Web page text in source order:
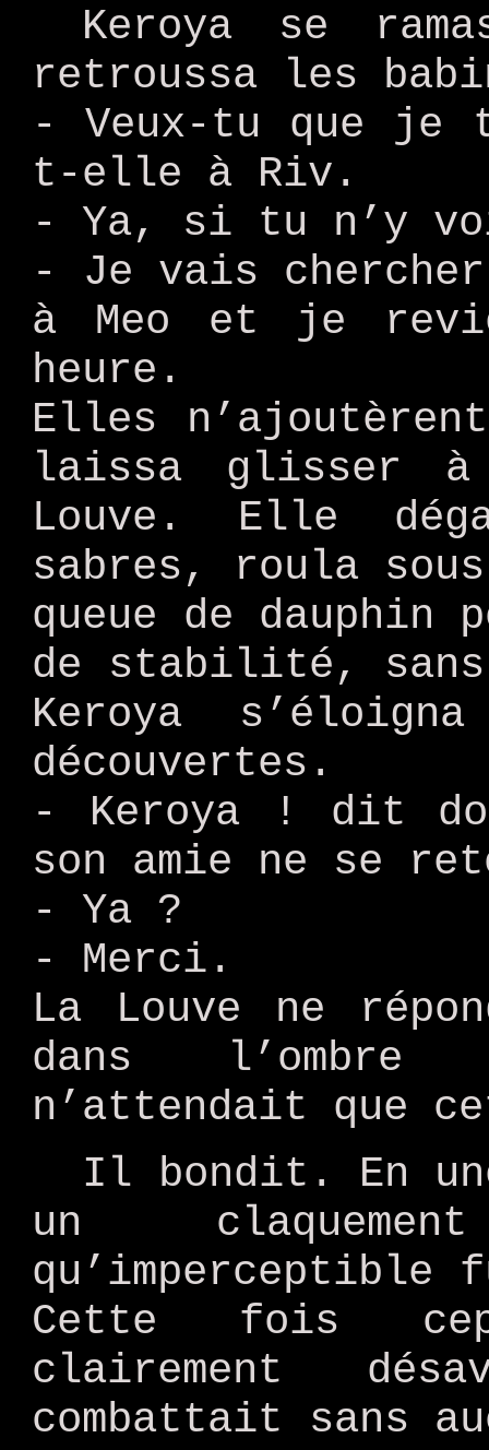
Keroya se
retroussa les
- Veux-tu que
t-elle à Riv.
- Ya, si tu n’y
- Je vais
à Meo et je
heure.
Elles
laissa glisser
Louve. Elle
sabres, roula
queue de dauphin
de stabilité,
Keroya
découvertes.
- Keroya ! dit
son amie ne se
- Ya ?
- Merci.
La Louve ne
dans
n’attendait que
Il bondit. En
un
qu’imperceptible
Cette fois
clairement
combattait sans